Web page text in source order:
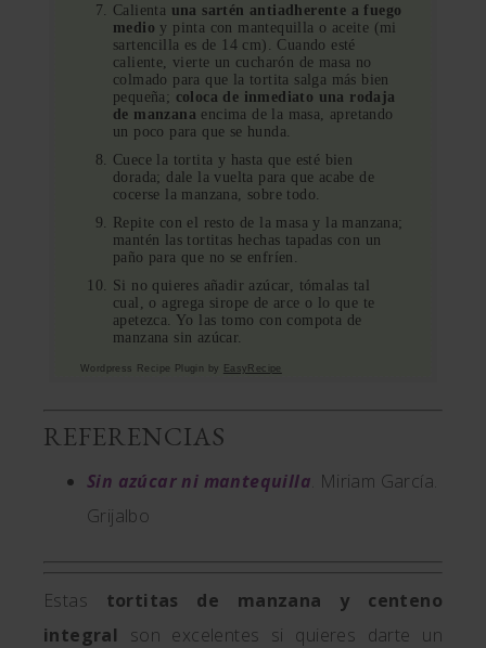
Calienta una sartén antiadherente a fuego
medio y pinta con mantequilla o aceite (mi
sartencilla es de 14 cm). Cuando esté
caliente, vierte un cucharón de masa no
colmado para que la tortita salga más bien
pequeña; coloca de inmediato una rodaja
de manzana encima de la masa, apretando
un poco para que se hunda.
Cuece la tortita y hasta que esté bien
dorada; dale la vuelta para que acabe de
cocerse la manzana, sobre todo.
Repite con el resto de la masa y la manzana;
mantén las tortitas hechas tapadas con un
paño para que no se enfríen.
Si no quieres añadir azúcar, tómalas tal
cual, o agrega sirope de arce o lo que te
apetezca. Yo las tomo con compota de
manzana sin azúcar.
Wordpress Recipe Plugin by EasyRecipe
REFERENCIAS
Sin azúcar ni mantequilla. Miriam García.
Grijalbo
Estas tortitas de manzana y centeno
integral
son excelentes si quieres darte un